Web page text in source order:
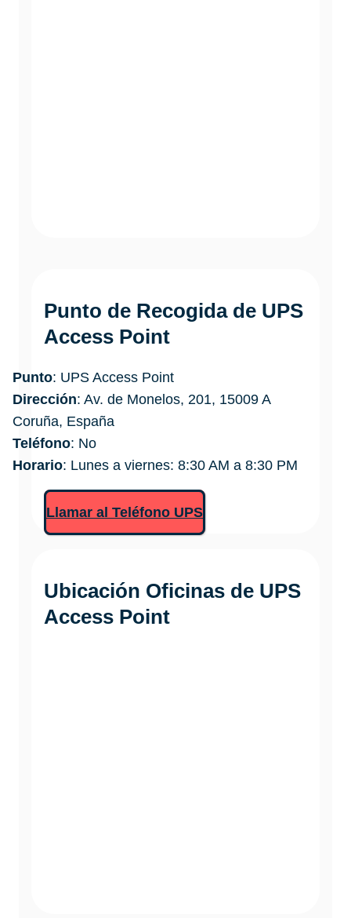
Punto de Recogida de UPS
Access Point
Punto: UPS Access Point
Dirección: Av. de Monelos, 201, 15009 A
Coruña, España
Teléfono: No
Horario: Lunes a viernes: 8:30 AM a 8:30 PM
Llamar al Teléfono UPS
Ubicación Oficinas de UPS
Access Point